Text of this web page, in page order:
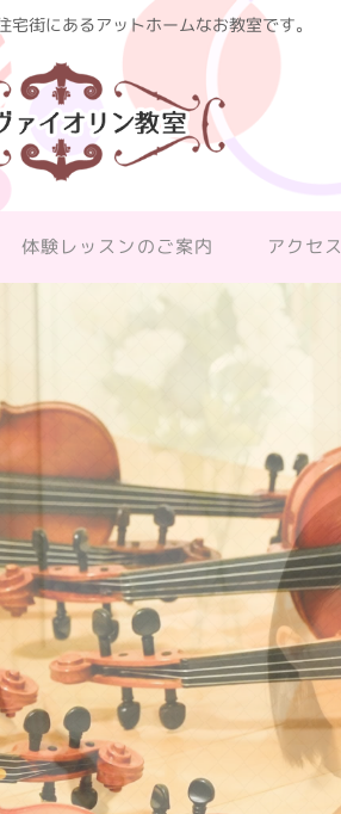
街にあるアットホームなお教室です。
体験レッスンのご案内 アクセス